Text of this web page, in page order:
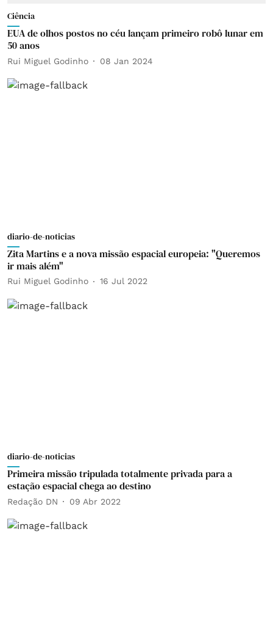
Ciência
EUA de olhos postos no céu lançam primeiro robô lunar em
50 anos
Rui Miguel Godinho 08 Jan 2024
diario-de-noticias
Zita Martins e a nova missão espacial europeia: "Queremos
ir mais além"
Rui Miguel Godinho 16 Jul 2022
diario-de-noticias
Primeira missão tripulada totalmente privada para a
estação espacial chega ao destino
Redação DN 09 Abr 2022